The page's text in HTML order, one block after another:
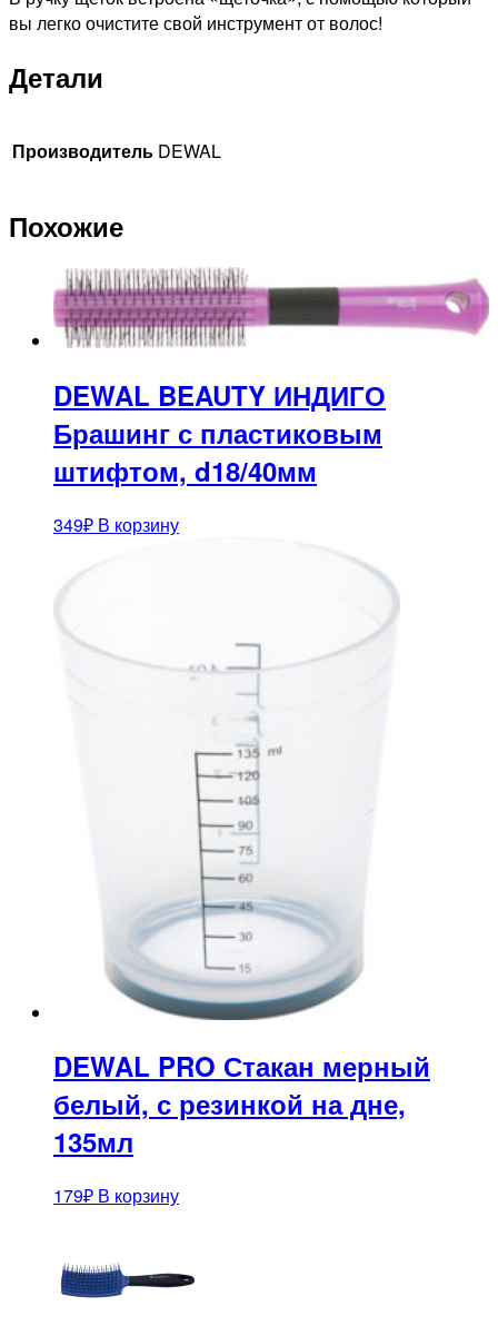
вы легко очистите свой инструмент от волос!
Детали
Производитель DEWAL
Похожие
DEWAL BEAUTY ИНДИГО
Брашинг с пластиковым
штифтом, d18/40мм
349₽ В корзину
DEWAL PRO Стакан мерный
белый, с резинкой на дне,
135мл
179₽ В корзину